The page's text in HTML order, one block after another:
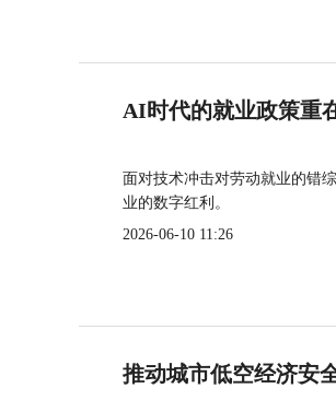
AI时代的就业政策重
面对技术冲击对劳动就业的错
业的数字红利。
2026-06-10 11:26
推动城市低空经济安